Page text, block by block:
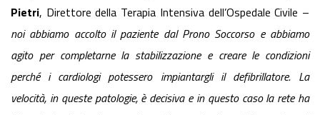
Pietri, Direttore della Terapia Intensiva dell’Ospedale Civile –
noi abbiamo accolto il paziente dal Prono Soccorso e abbiamo
agito per completarne la stabilizzazione e creare le condizioni
perché i cardiologi potessero impiantargli il defibrillatore. La
velocità, in queste patologie, è decisiva e in questo caso la rete ha